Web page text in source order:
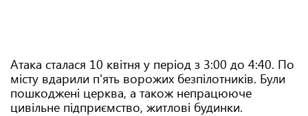
Атака сталася 10 квітня у період з 3:00 до 4:40. По
місту вдарили п'ять ворожих безпілотників. Були
пошкоджені церква, а також непрацююче
цивільне підприємство, житлові будинки.